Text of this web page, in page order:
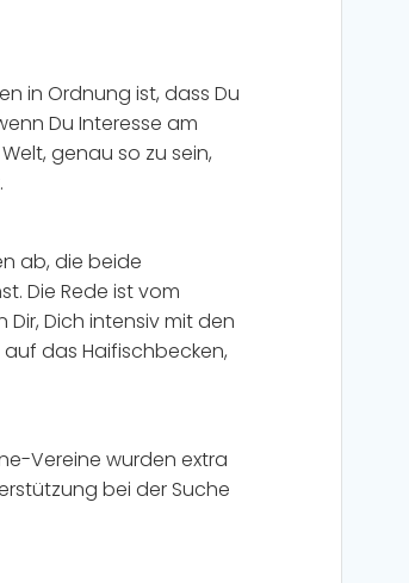
in Ordnung ist, dass Du
Du Interesse am
genau so zu sein,
ab, die beide
Die Rede ist vom
Dich intensiv mit den
das Haifischbecken,
Vereine wurden extra
bei der Suche